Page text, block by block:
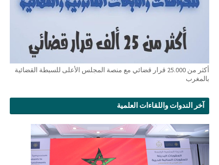
أكثر من 25.000 قرار قضائي مع منصة المجلس الأعلى للسبطة القضائية
بالمغرب
آخر الندوات واللقاءات العلمية